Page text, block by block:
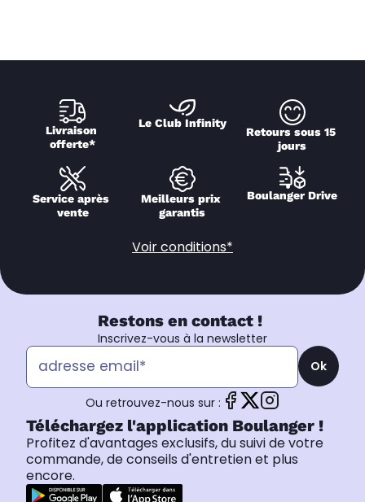
Livraison
offerte*
Le Club Infinity
Retours sous 15
jours
Service après
vente
Meilleurs prix
garantis
Boulanger Drive
Voir conditions*
Restons en contact !
Inscrivez-vous à la newsletter
Ok
Ou retrouvez-nous sur :
Téléchargez l'application Boulanger !
Profitez d'avantages exclusifs, du suivi de votre
commande, de conseils d'entretien et plus
encore.